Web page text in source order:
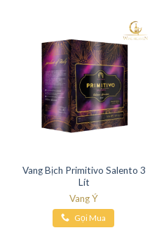
Vang Bịch Primitivo Salento 3
Lít
Vang Ý
Gọi Mua